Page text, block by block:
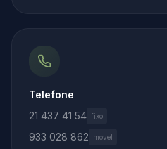
Telefone
21 437 41 54 fixo
933 028 862 movel